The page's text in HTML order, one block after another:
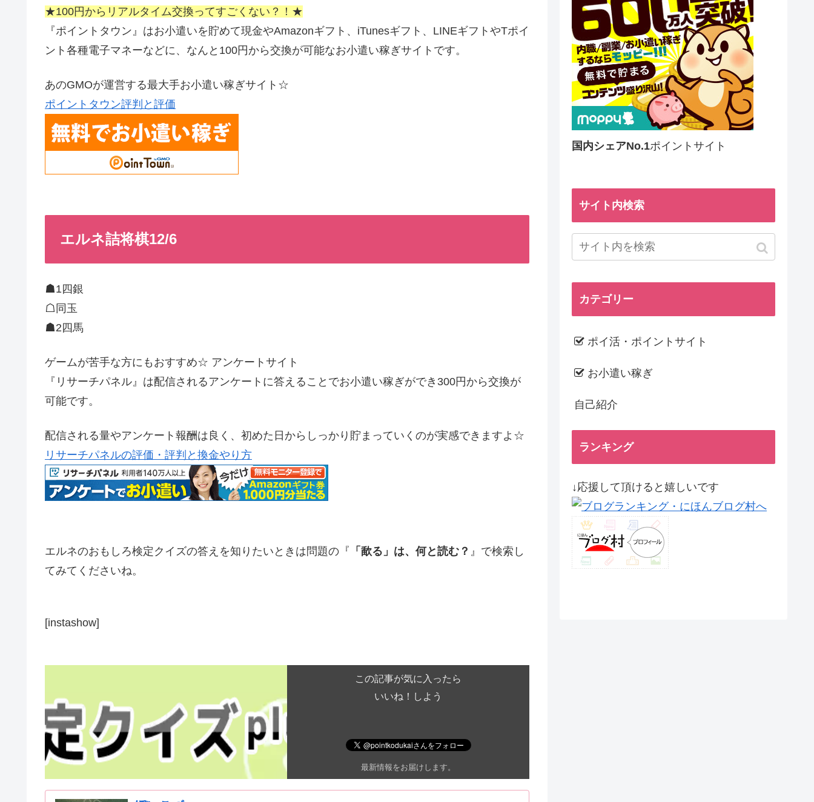
★100円からリアルタイム交換ってすごくない？！★
『ポイントタウン』はお小遣いを貯めて現金やAmazonギフト、iTunesギフト、LINEギフトやTポイ
ント各種電子マネーなどに、なんと100円から交換が可能なお小遣い稼ぎサイトです。
あのGMOが運営する最大手お小遣い稼ぎサイト☆
ポイントタウン評判と評価
エルネ詰将棋12/6
☗1四銀
☖同玉
☗2四馬
ゲームが苦手な方にもおすすめ☆ アンケートサイト
『リサーチパネル』は配信されるアンケートに答えることでお小遣い稼ぎができ300円から交換が
可能です。
配信される量やアンケート報酬は良く、初めた日からしっかり貯まっていくのが実感できますよ☆
リサーチパネルの評価・評判と換金やり方
エルネのおもしろ検定クイズの答えを知りたいときは問題の『 「歃る」は、何と読む？ 』で検索し
てみてくださいね。
[instashow]
この記事が気に入ったら
いいね！しよう
最新情報をお届けします。
国内シェアNo.1ポイントサイト
サイト内検索
カテゴリー
ポイ活・ポイントサイト
お小遣い稼ぎ
自己紹介
ランキング
↓応援して頂けると嬉しいです